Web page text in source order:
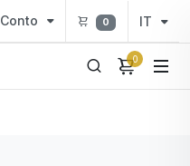
Conto 0 IT
0